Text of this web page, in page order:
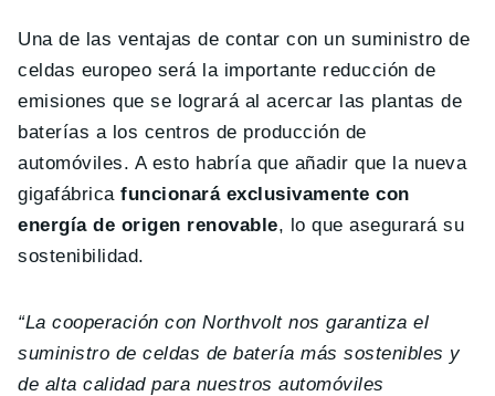
Una de las ventajas de contar con un suministro de
celdas europeo será la importante reducción de
emisiones que se logrará al acercar las plantas de
baterías a los centros de producción de
automóviles. A esto habría que añadir que la nueva
gigafábrica funcionará exclusivamente con
energía de origen renovable, lo que asegurará su
sostenibilidad.
“La cooperación con Northvolt nos garantiza el
suministro de celdas de batería más sostenibles y
de alta calidad para nuestros automóviles